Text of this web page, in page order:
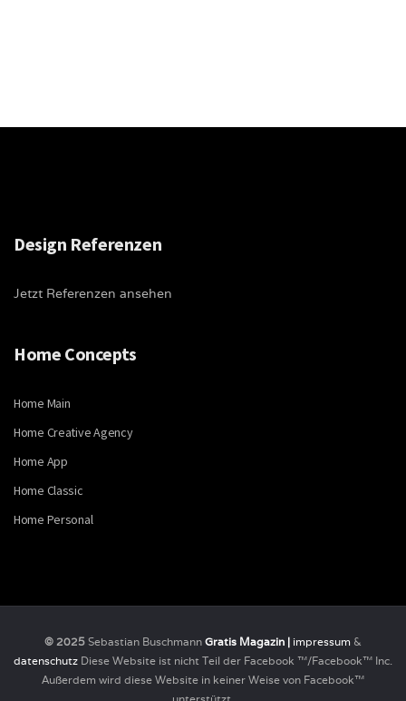
Design Referenzen
Jetzt Referenzen ansehen
Home Concepts
Home Main
Home Creative Agency
Home App
Home Classic
Home Personal
© 2025 Sebastian Buschmann Gratis Magazin | impressum &
datenschutz Diese Website ist nicht Teil der Facebook ™/Facebook™ Inc.
Außerdem wird diese Website in keiner Weise von Facebook™